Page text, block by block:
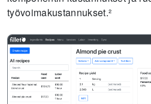
työvoimakustannukset.²